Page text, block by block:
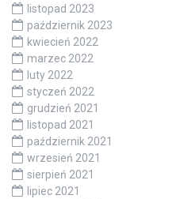
listopad 2023
październik 2023
kwiecień 2022
marzec 2022
luty 2022
styczeń 2022
grudzień 2021
listopad 2021
październik 2021
wrzesień 2021
sierpień 2021
lipiec 2021